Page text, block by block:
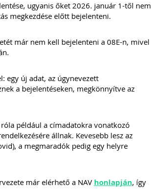
ugyanis őket 2026. január 1-től nem
megkezdése előtt bejelenteni.
már nem kell bejelenteni a 08E-n, mivel
egy új adat, az úgynevezett
a bejelentéseken, megkönnyítve az
például a címadatokra vonatkozó
állnak. Kevesebb lesz az
a megmaradók pedig egy helyre
már elérhető a NAV honlapján, így